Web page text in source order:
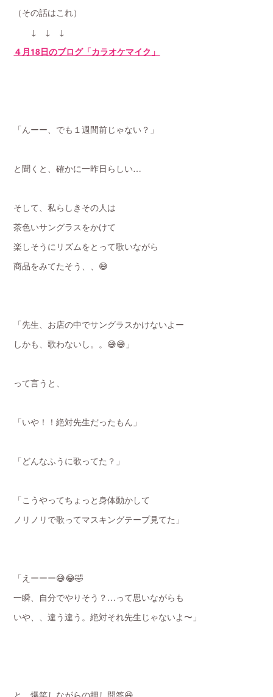
（その話はこれ）
↓ ↓ ↓
４月18日のブログ「カラオケマイク」
「んーー、でも１週間前じゃない？」
と聞くと、確かに一昨日らしい…
そして、私らしきその人は
茶色いサングラスをかけて
楽しそうにリズムをとって歌いながら
商品をみてたそう、、😅
「先生、お店の中でサングラスかけないよー
しかも、歌わないし。。😅😅」
って言うと、
「いや！！絶対先生だったもん」
「どんなふうに歌ってた？」
「こうやってちょっと身体動かして
ノリノリで歌ってマスキングテープ見てた」
「えーーー😅😂🤣
一瞬、自分でやりそう？…って思いながらも
いや、、違う違う。絶対それ先生じゃないよ〜」